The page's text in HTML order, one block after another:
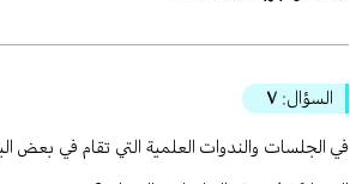
السؤال: ٧
في الجلسات والندوات العلمية التي تقام في بعض